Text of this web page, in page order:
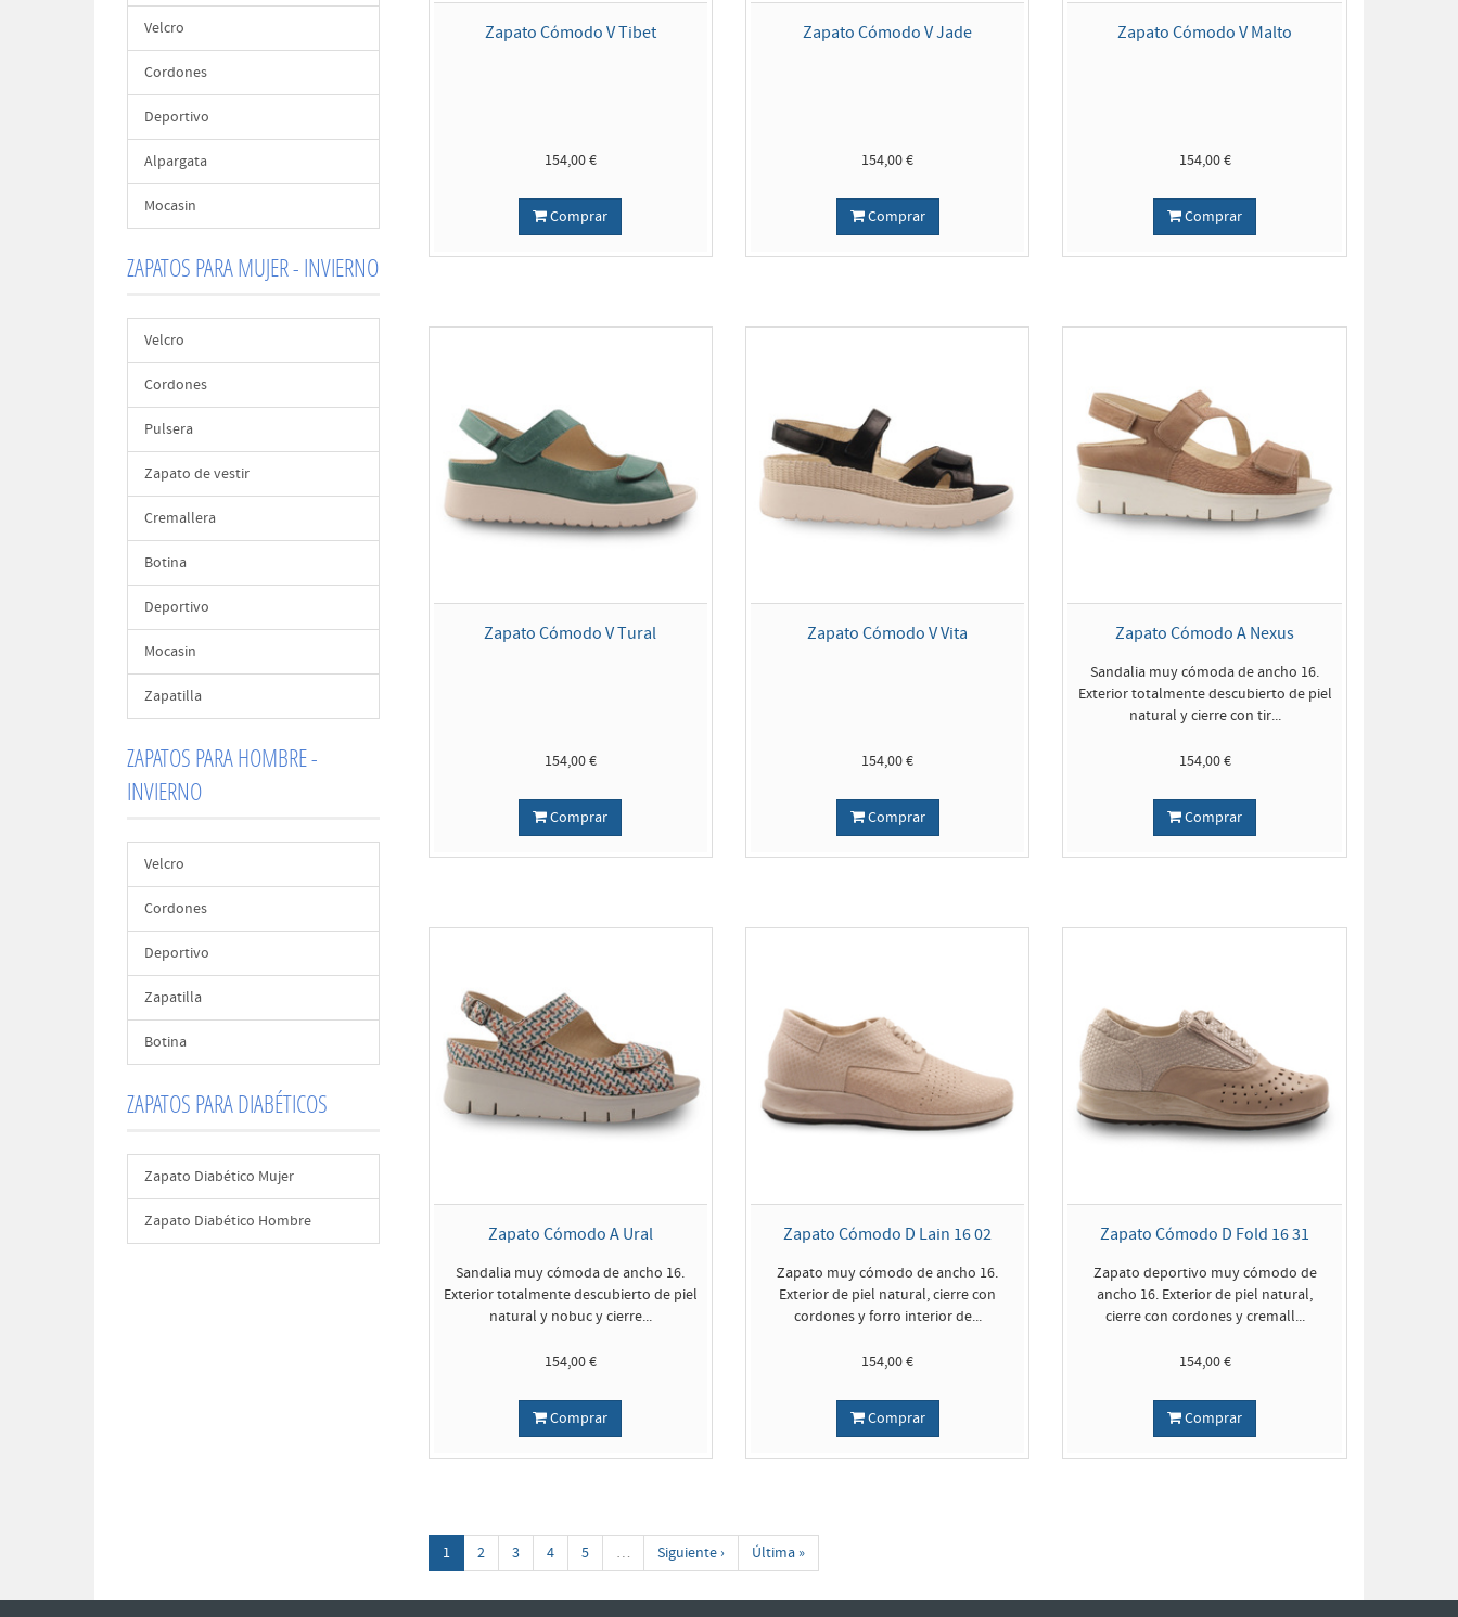
Velcro
Cordones
Deportivo
Alpargata
Mocasin
ZAPATOS PARA MUJER - INVIERNO
Velcro
Cordones
Pulsera
Zapato de vestir
Cremallera
Botina
Deportivo
Mocasin
Zapatilla
ZAPATOS PARA HOMBRE -
INVIERNO
Velcro
Cordones
Deportivo
Zapatilla
Botina
ZAPATOS PARA DIABÉTICOS
Zapato Diabético Mujer
Zapato Diabético Hombre
Zapato Cómodo V Tibet
154,00 €
Comprar
Zapato Cómodo V Jade
154,00 €
Comprar
Zapato Cómodo V Malto
154,00 €
Comprar
Zapato Cómodo V Tural
154,00 €
Comprar
Zapato Cómodo V Vita
154,00 €
Comprar
Zapato Cómodo A Nexus
Sandalia muy cómoda de ancho 16.
Exterior totalmente descubierto de piel
natural y cierre con tir...
154,00 €
Comprar
Zapato Cómodo A Ural
Sandalia muy cómoda de ancho 16.
Exterior totalmente descubierto de piel
natural y nobuc y cierre...
154,00 €
Comprar
Zapato Cómodo D Lain 16 02
Zapato muy cómodo de ancho 16.
Exterior de piel natural, cierre con
cordones y forro interior de...
154,00 €
Comprar
Zapato Cómodo D Fold 16 31
Zapato deportivo muy cómodo de
ancho 16. Exterior de piel natural,
cierre con cordones y cremall...
154,00 €
Comprar
1 2 3 4 5 … Siguiente › Última »